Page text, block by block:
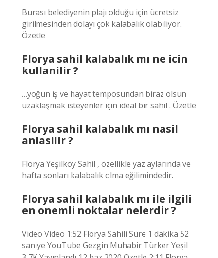
Burası belediyenin plajı olduğu için ücretsiz
girilmesinden dolayı çok kalabalık olabiliyor.
Özetle
Florya sahil kalabalık mı ne icin
kullanilir ?
…yoğun iş ve hayat temposundan biraz olsun
uzaklaşmak isteyenler için ideal bir sahil . Özetle
Florya sahil kalabalık mı nasil
anlasilir ?
Florya Yeşilköy Sahil , özellikle yaz aylarında ve
hafta sonları kalabalık olma eğilimindedir.
Florya sahil kalabalık mı ile ilgili
en onemli noktalar nelerdir ?
Video Video 1:52 Florya Sahili Süre 1 dakika 52
saniye YouTube Gezgin Muhabir Türker Yeşil